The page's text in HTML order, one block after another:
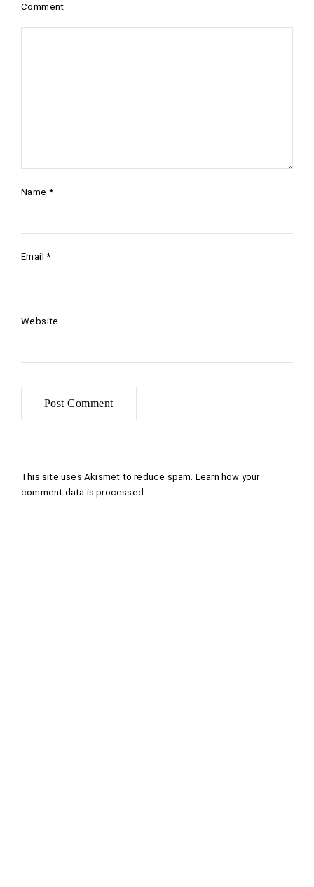
Comment
Name *
Email*
Website
This site uses Akismet to reduce spam. Learn how your
comment data is processed